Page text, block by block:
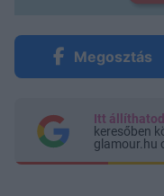
Megosztás
Itt
keresőben
glamour.hu